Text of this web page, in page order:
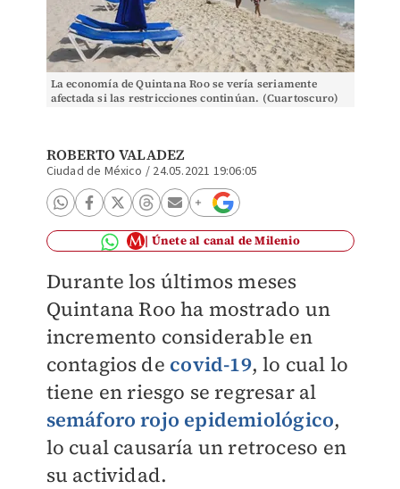
La economía de Quintana Roo se vería seriamente
afectada si las restricciones continúan. (Cuartoscuro)
ROBERTO VALADEZ
Ciudad de México / 24.05.2021 19:06:05
Únete al canal de Milenio
Durante los últimos meses
Quintana Roo ha mostrado un
incremento considerable en
contagios de covid-19, lo cual lo
tiene en riesgo se regresar al
semáforo rojo epidemiológico,
lo cual causaría un retroceso en
su actividad.